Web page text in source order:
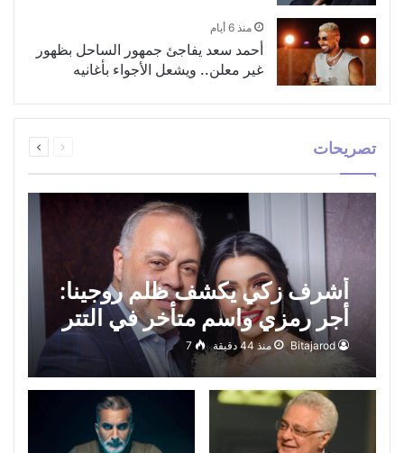
منذ 6 أيام
أحمد سعد يفاجئ جمهور الساحل بظهور
غير معلن.. ويشعل الأجواء بأغانيه
تصريحات الصفحةالصفحة
أشرف زكي يكشف ظلم روجينا:
أجر رمزي واسم متأخر في التتر
Bitajarod منذ 44 دقيقة 7